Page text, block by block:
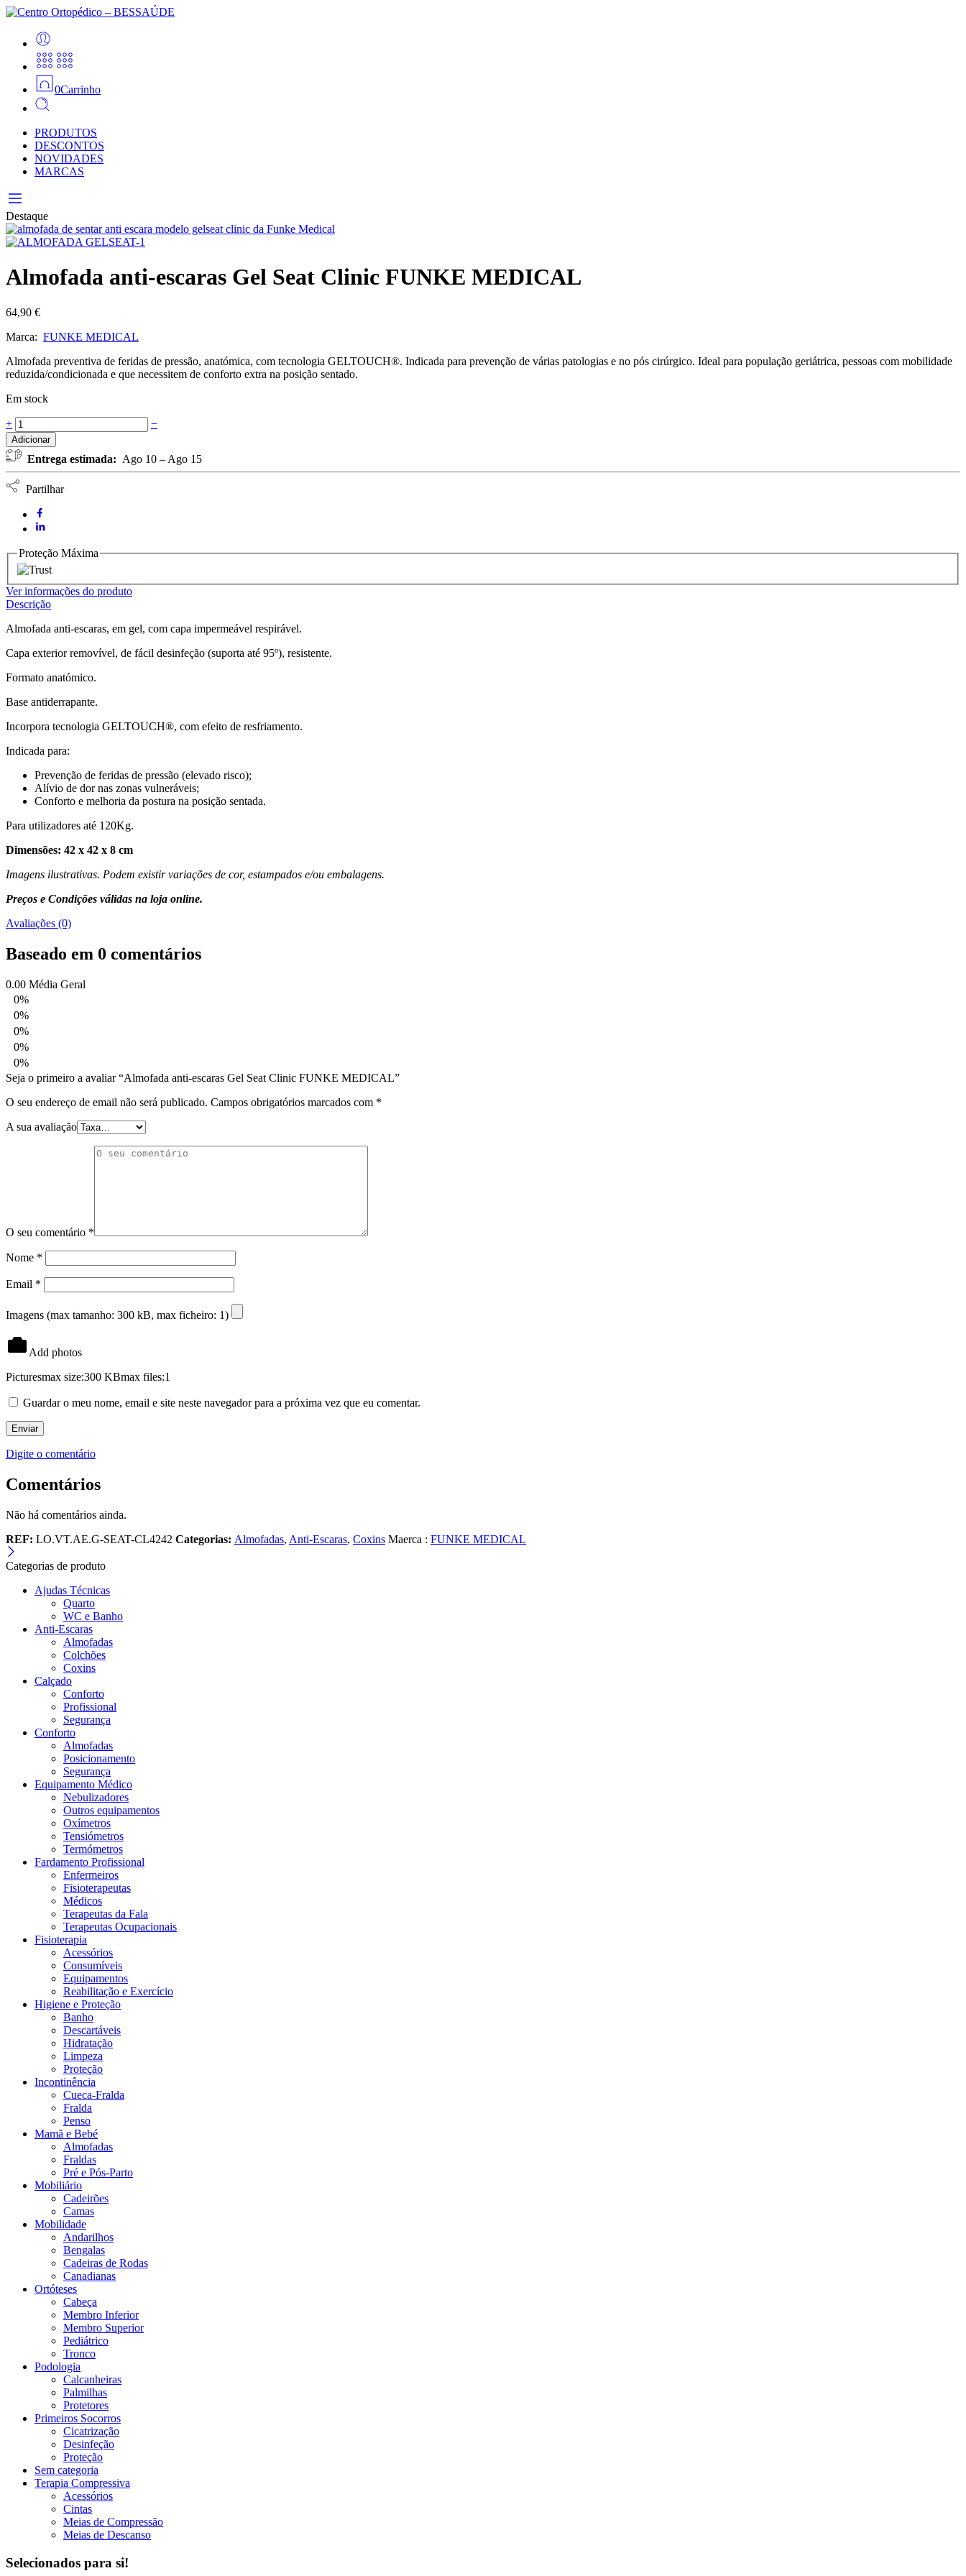
0Carrinho
PRODUTOS
DESCONTOS
NOVIDADES
MARCAS
Destaque
Almofada anti-escaras Gel Seat Clinic FUNKE MEDICAL
64,90 €
Marca: FUNKE MEDICAL
Almofada preventiva de feridas de pressão, anatómica, com tecnologia GELTOUCH®. Indicada para prevenção de várias patologias e no pós cirúrgico. Ideal para população geriátrica, pessoas com mobilidade
reduzida/condicionada e que necessitem de conforto extra na posição sentado.
Em stock
Almofada
anti-
escaras
Gel
Seat
Clinic
MEDICAL
quantidade
+ −
Adicionar
Entrega estimada: Ago 10 – Ago 15
Partilhar
Proteção Máxima
Ver informações do produto
Descrição
Almofada anti-escaras, em gel, com capa impermeável respirável.
Capa exterior removível, de fácil desinfeção (suporta até 95º), resistente.
Formato anatómico.
Base antiderrapante.
Incorpora tecnologia GELTOUCH®, com efeito de resfriamento.
Indicada para:
Prevenção de feridas de pressão (elevado risco);
Alívio de dor nas zonas vulneráveis;
Conforto e melhoria da postura na posição sentada.
Para utilizadores até 120Kg.
Dimensões: 42 x 42 x 8 cm
Imagens ilustrativas. Podem existir variações de cor, estampados e/ou embalagens.
Preços e Condições válidas na loja online.
Avaliações (0)
Baseado em 0 comentários
0.00 Média Geral
0%
0%
0%
0%
0%
Seja o primeiro a avaliar “Almofada anti-escaras Gel Seat Clinic FUNKE MEDICAL”
O seu endereço de email não será publicado. Campos obrigatórios marcados com *
A sua avaliação
O seu comentário *
Nome *
Email *
Imagens (max tamanho: 300 kB, max ficheiro: 1)
Add photos
Picturesmax size:300 KBmax files:1
Guardar o meu nome, email e site neste navegador para a próxima vez que eu comentar.
Digite o comentário
Comentários
Não há comentários ainda.
REF: LO.VT.AE.G-SEAT-CL4242 Categorias: Almofadas, Anti-Escaras, Coxins Maerca : FUNKE MEDICAL
Categorias de produto
Ajudas Técnicas
Quarto
WC e Banho
Anti-Escaras
Almofadas
Colchões
Coxins
Calçado
Conforto
Profissional
Segurança
Conforto
Almofadas
Posicionamento
Segurança
Equipamento Médico
Nebulizadores
Outros equipamentos
Oxímetros
Tensiómetros
Termómetros
Fardamento Profissional
Enfermeiros
Fisioterapeutas
Médicos
Terapeutas da Fala
Terapeutas Ocupacionais
Fisioterapia
Acessórios
Consumíveis
Equipamentos
Reabilitação e Exercício
Higiene e Proteção
Banho
Descartáveis
Hidratação
Limpeza
Proteção
Incontinência
Cueca-Fralda
Fralda
Penso
Mamã e Bebé
Almofadas
Fraldas
Pré e Pós-Parto
Mobiliário
Cadeirões
Camas
Mobilidade
Andarilhos
Bengalas
Cadeiras de Rodas
Canadianas
Ortóteses
Cabeça
Membro Inferior
Membro Superior
Pediátrico
Tronco
Podologia
Calcanheiras
Palmilhas
Protetores
Primeiros Socorros
Cicatrização
Desinfeção
Proteção
Sem categoria
Terapia Compressiva
Acessórios
Cintas
Meias de Compressão
Meias de Descanso
Selecionados para si!